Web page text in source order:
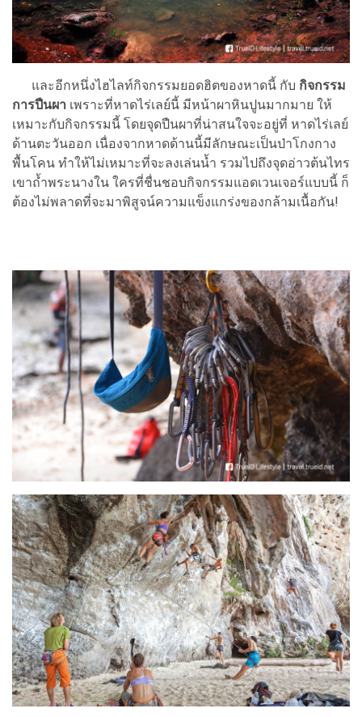
และอีกหนึ่งไฮไลท์กิจกรรมยอดฮิตของหาดนี้ กับ กิจกรรม
การปืนผา เพราะที่หาดไร่เลย์นี้ มีหน้าผาหินปูนมากมาย ให้
เหมาะกับกิจกรรมนี้ โดยจุดปืนผาที่น่าสนใจจะอยู่ที่ หาดไร่เลย์
ด้านตะวันออก เนื่องจากหาดด้านนี้มีลักษณะเป็นป่าโกงกาง
พื้นโคน ทำให้ไม่เหมาะที่จะลงเล่นน้ำ รวมไปถึงจุดอ่าวต้นไทร
เขาถ้ำพระนางใน ใครที่ชื่นชอบกิจกรรมแอดเวนเจอร์แบบนี้ ก็
ต้องไม่พลาดที่จะมาพิสูจน์ความแข็งแกร่งของกล้ามเนื้อกัน!